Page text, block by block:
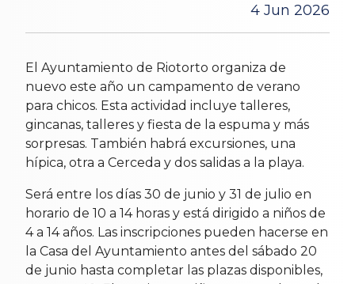
4 Jun 2026
El Ayuntamiento de Riotorto organiza de
nuevo este año un campamento de verano
para chicos. Esta actividad incluye talleres,
gincanas, talleres y fiesta de la espuma y más
sorpresas. También habrá excursiones, una
hípica, otra a Cerceda y dos salidas a la playa.
Será entre los días 30 de junio y 31 de julio en
horario de 10 a 14 horas y está dirigido a niños de
4 a 14 años. Las inscripciones pueden hacerse en
la Casa del Ayuntamiento antes del sábado 20
de junio hasta completar las plazas disponibles,